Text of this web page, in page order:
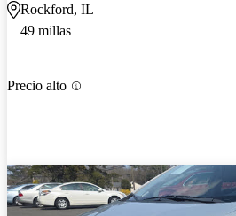
Rockford, IL
49 millas
Precio alto